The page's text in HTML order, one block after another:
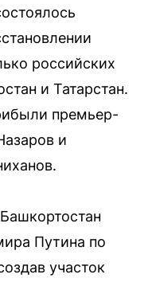
российских
и Татарстан.
премьер-
и
Путина по
участок